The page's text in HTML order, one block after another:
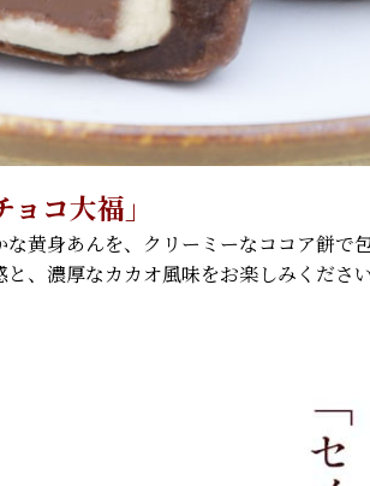
コ大福」
黄身あんを、クリーミーなココア餅で包
、濃厚なカカオ風味をお楽しみください